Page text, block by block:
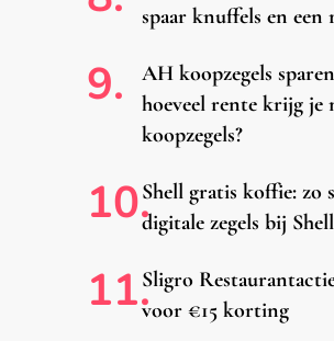
spaar knuffels en een
AH koopzegels
hoeveel rente krijg je
koopzegels?
Shell gratis koffie: zo
digitale zegels bij
Sligro
voor €15 korting